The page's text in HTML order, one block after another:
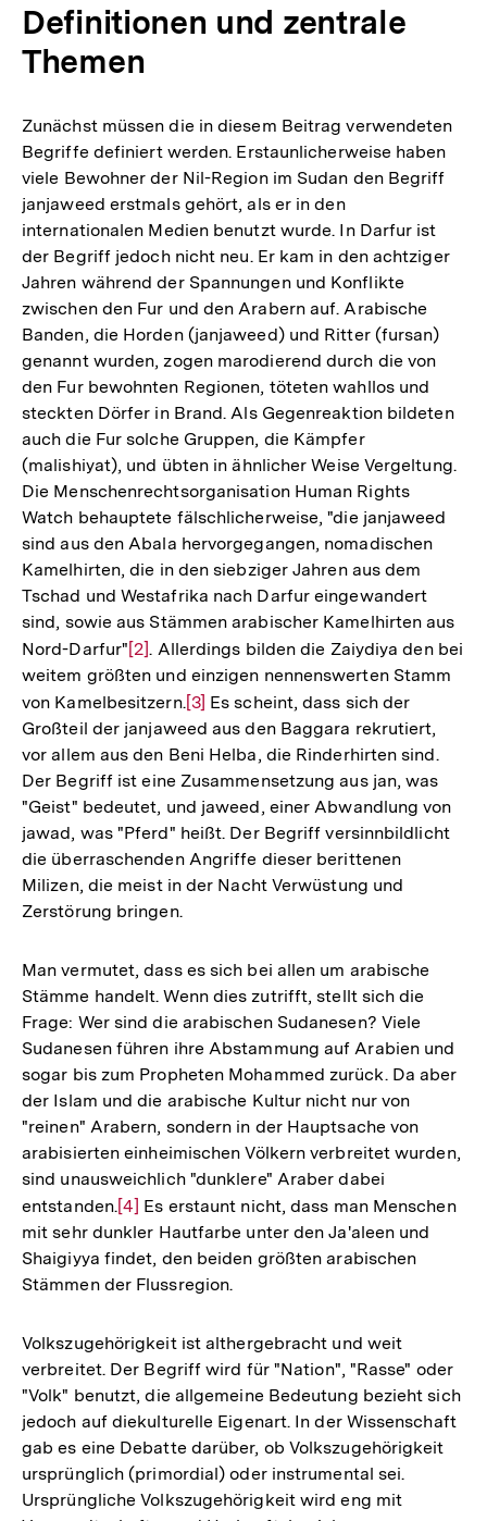
Definitionen und zentrale
Themen
Zunächst müssen die in diesem Beitrag verwendeten
Begriffe definiert werden. Erstaunlicherweise haben
viele Bewohner der Nil-Region im Sudan den Begriff
janjaweed erstmals gehört, als er in den
internationalen Medien benutzt wurde. In Darfur ist
der Begriff jedoch nicht neu. Er kam in den achtziger
Jahren während der Spannungen und Konflikte
zwischen den Fur und den Arabern auf. Arabische
Banden, die Horden (janjaweed) und Ritter (fursan)
genannt wurden, zogen marodierend durch die von
den Fur bewohnten Regionen, töteten wahllos und
steckten Dörfer in Brand. Als Gegenreaktion bildeten
auch die Fur solche Gruppen, die Kämpfer
(malishiyat), und übten in ähnlicher Weise Vergeltung.
Die Menschenrechtsorganisation Human Rights
Watch behauptete fälschlicherweise, "die janjaweed
sind aus den Abala hervorgegangen, nomadischen
Kamelhirten, die in den siebziger Jahren aus dem
Tschad und Westafrika nach Darfur eingewandert
sind, sowie aus Stämmen arabischer Kamelhirten aus
Nord-Darfur"Zur
Auflösung
der
Fußnote
[2]. Allerdings bilden die Zaiydiya den bei
weitem größten und einzigen nennenswerten Stamm
von Kamelbesitzern.Zur
Auflösung
der
Fußnote
[3] Es scheint, dass sich der
Großteil der janjaweed aus den Baggara rekrutiert,
vor allem aus den Beni Helba, die Rinderhirten sind.
Der Begriff ist eine Zusammensetzung aus jan, was
"Geist" bedeutet, und jaweed, einer Abwandlung von
jawad, was "Pferd" heißt. Der Begriff versinnbildlicht
die überraschenden Angriffe dieser berittenen
Milizen, die meist in der Nacht Verwüstung und
Zerstörung bringen.
Man vermutet, dass es sich bei allen um arabische
Stämme handelt. Wenn dies zutrifft, stellt sich die
Frage: Wer sind die arabischen Sudanesen? Viele
Sudanesen führen ihre Abstammung auf Arabien und
sogar bis zum Propheten Mohammed zurück. Da aber
der Islam und die arabische Kultur nicht nur von
"reinen" Arabern, sondern in der Hauptsache von
arabisierten einheimischen Völkern verbreitet wurden,
sind unausweichlich "dunklere" Araber dabei
entstanden.Zur
Auflösung
der
Fußnote
[4] Es erstaunt nicht, dass man Menschen
mit sehr dunkler Hautfarbe unter den Ja'aleen und
Shaigiyya findet, den beiden größten arabischen
Stämmen der Flussregion.
Volkszugehörigkeit ist althergebracht und weit
verbreitet. Der Begriff wird für "Nation", "Rasse" oder
"Volk" benutzt, die allgemeine Bedeutung bezieht sich
jedoch auf diekulturelle Eigenart. In der Wissenschaft
gab es eine Debatte darüber, ob Volkszugehörigkeit
ursprünglich (primordial) oder instrumental sei.
Ursprüngliche Volkszugehörigkeit wird eng mit